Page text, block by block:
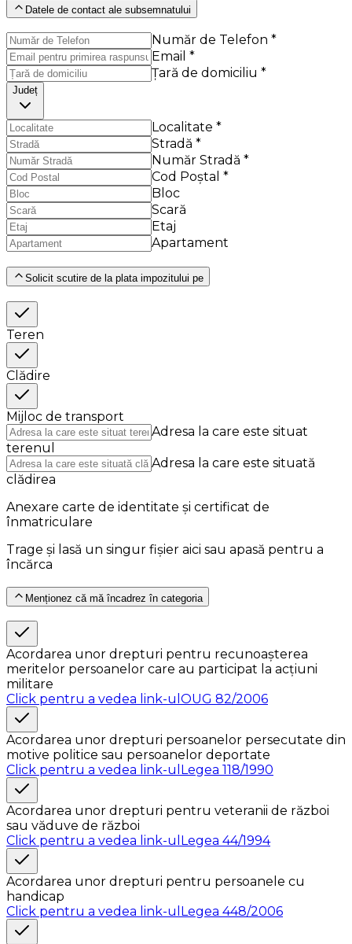
Datele de contact ale subsemnatului
Număr de Telefon *
Email *
Țară de domiciliu *
Județ
Localitate *
Stradă *
Număr Stradă *
Cod Poștal *
Bloc
Scară
Etaj
Apartament
Solicit scutire de la plata impozitului pe
Teren
Clădire
Mijloc de transport
Adresa la care este situat
terenul
Adresa la care este situată
clădirea
Anexare carte de identitate și certificat de
înmatriculare
Trage și lasă un singur fișier aici sau apasă pentru a
încărca
Menționez că mă încadrez în categoria
Acordarea unor drepturi pentru recunoașterea
meritelor persoanelor care au participat la acțiuni
militare
Click pentru a vedea link-ul OUG 82/2006
Acordarea unor drepturi persoanelor persecutate din
motive politice sau persoanelor deportate
Click pentru a vedea link-ul Legea 118/1990
Acordarea unor drepturi pentru veteranii de război
sau văduve de război
Click pentru a vedea link-ul Legea 44/1994
Acordarea unor drepturi pentru persoanele cu
handicap
Click pentru a vedea link-ul Legea 448/2006